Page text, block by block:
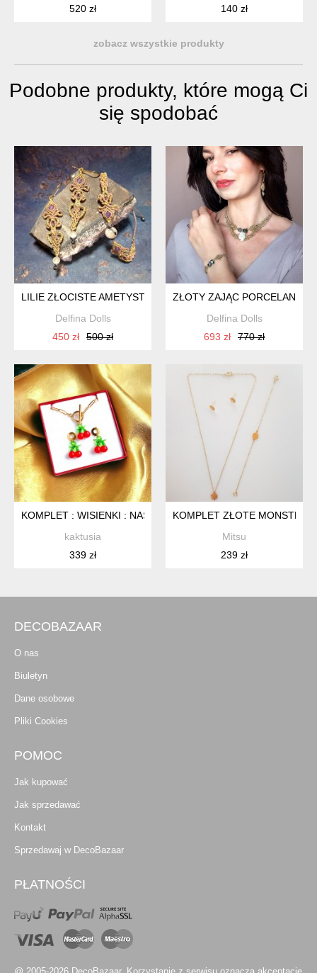
520 zł
140 zł
zobacz wszystkie produkty
Podobne produkty, które mogą Ci
się spodobać
LILIE ZŁOCISTE AMETYST W MAKRAMIE ZESTAW LEKKIE
Delfina Dolls
450 zł
500 zł
ZŁOTY ZAJĄC PORCELANA
Delfina Dolls
693 zł
770 zł
KOMPLET : WISIENKI : NASZYJNIK ZAPIĘCIE TOGGLE,
kaktusia
339 zł
KOMPLET ZŁOTE MONSTERY
Mitsu
239 zł
DECOBAZAAR
O nas
Biuletyn
Dane osobowe
Pliki Cookies
POMOC
Jak kupować
Jak sprzedawać
Kontakt
Sprzedawaj w DecoBazaar
PŁATNOŚCI
@ 2005-2026 DecoBazaar. Korzystanie z serwisu oznacza akceptację